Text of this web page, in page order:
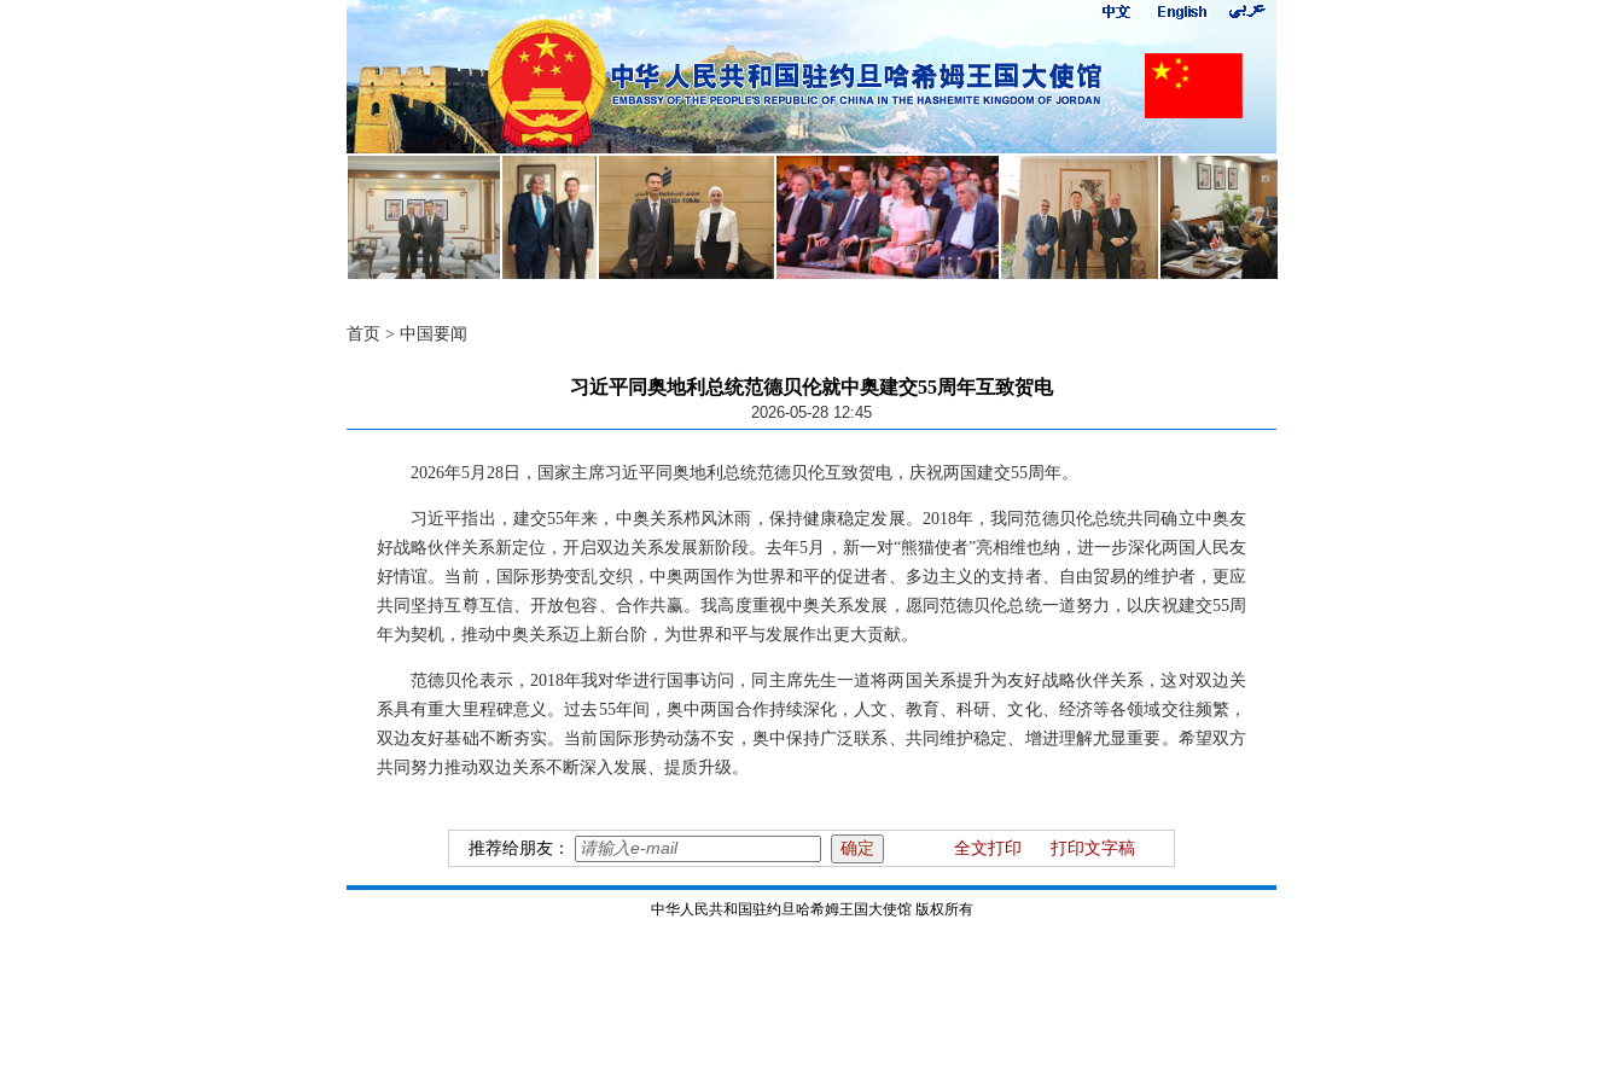
首页 > 中国要闻
习近平同奥地利总统范德贝伦就中奥建交55周年互致贺电
2026-05-28 12:45
2026年5月28日，国家主席习近平同奥地利总统范德贝伦互致贺电，庆祝两国建交55周年。
习近平指出，建交55年来，中奥关系栉风沐雨，保持健康稳定发展。2018年，我同范德贝伦总统共同确立中奥友
好战略伙伴关系新定位，开启双边关系发展新阶段。去年5月，新一对“熊猫使者”亮相维也纳，进一步深化两国人民友
好情谊。当前，国际形势变乱交织，中奥两国作为世界和平的促进者、多边主义的支持者、自由贸易的维护者，更应
共同坚持互尊互信、开放包容、合作共赢。我高度重视中奥关系发展，愿同范德贝伦总统一道努力，以庆祝建交55周
年为契机，推动中奥关系迈上新台阶，为世界和平与发展作出更大贡献。
范德贝伦表示，2018年我对华进行国事访问，同主席先生一道将两国关系提升为友好战略伙伴关系，这对双边关
系具有重大里程碑意义。过去55年间，奥中两国合作持续深化，人文、教育、科研、文化、经济等各领域交往频繁，
双边友好基础不断夯实。当前国际形势动荡不安，奥中保持广泛联系、共同维护稳定、增进理解尤显重要。希望双方
共同努力推动双边关系不断深入发展、提质升级。
推荐给朋友： 全文打印 打印文字稿
中华人民共和国驻约旦哈希姆王国大使馆 版权所有